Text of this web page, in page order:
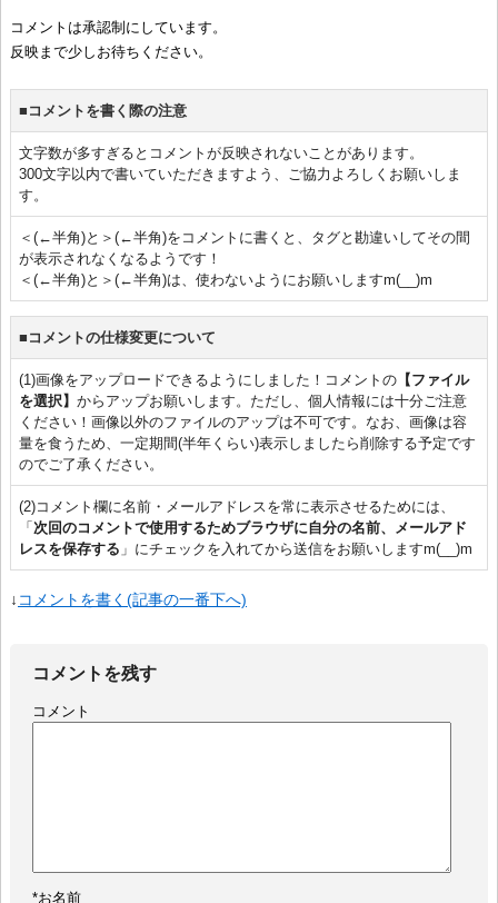
コメントは承認制にしています。
反映まで少しお待ちください。
■コメントを書く際の注意
文字数が多すぎるとコメントが反映されないことがあります。
300文字以内で書いていただきますよう、ご協力よろしくお願いしま
す。
＜(←半角)と＞(←半角)をコメントに書くと、タグと勘違いしてその間
が表示されなくなるようです！
＜(←半角)と＞(←半角)は、使わないようにお願いしますm(__)m
■コメントの仕様変更について
(1)画像をアップロードできるようにしました！コメントの【ファイル
を選択】 からアップお願いします。ただし、個人情報には十分ご注意
ください！画像以外のファイルのアップは不可です。なお、画像は容
量を食うため、一定期間(半年くらい)表示しましたら削除する予定です
のでご了承ください。
(2)コメント欄に名前・メールアドレスを常に表示させるためには、
「次回のコメントで使用するためブラウザに自分の名前、メールアド
レスを保存する 」にチェックを入れてから送信をお願いしますm(__)m
↓ コメントを書く(記事の一番下へ)
コメントを残す
コメント
*お名前